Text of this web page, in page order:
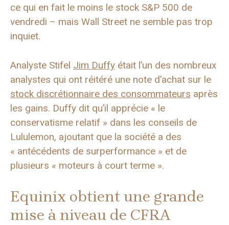
ce qui en fait le moins le stock S&P 500 de
vendredi – mais Wall Street ne semble pas trop
inquiet.
Analyste Stifel Jim Duffy était l’un des nombreux
analystes qui ont réitéré une note d’achat sur le
stock discrétionnaire des consommateurs après
les gains. Duffy dit qu’il apprécie « le
conservatisme relatif » dans les conseils de
Lululemon, ajoutant que la société a des
« antécédents de surperformance » et de
plusieurs « moteurs à court terme ».
Equinix obtient une grande
mise à niveau de CFRA